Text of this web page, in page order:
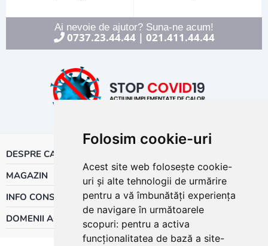
Folosim cookie-uri
Acest site web folosește cookie-
uri și alte tehnologii de urmărire
pentru a vă îmbunătăți experiența
de navigare în următoarele
scopuri: pentru a activa
funcționalitatea de bază a site-
Ai nevoie de ajutor? Suna-ne acum!
0737.23.44.44| 021.411.44.44
DESPRE CALOR
MAGAZIN
INFO CONSUMATOR
DOMENII ACTIVITATE